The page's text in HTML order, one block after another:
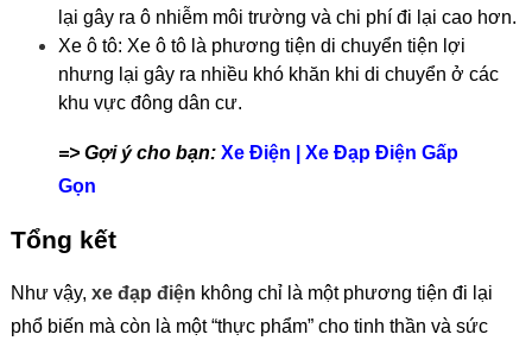
lại gây ra ô nhiễm môi trường và chi phí đi lại cao hơn.
Xe ô tô: Xe ô tô là phương tiện di chuyển tiện lợi
nhưng lại gây ra nhiều khó khăn khi di chuyển ở các
khu vực đông dân cư.
=> Gợi ý cho bạn: Xe Điện | Xe Đạp Điện Gấp
Gọn
Tổng kết
Như vậy, xe đạp điện không chỉ là một phương tiện đi lại
phổ biến mà còn là một “thực phẩm” cho tinh thần và sức